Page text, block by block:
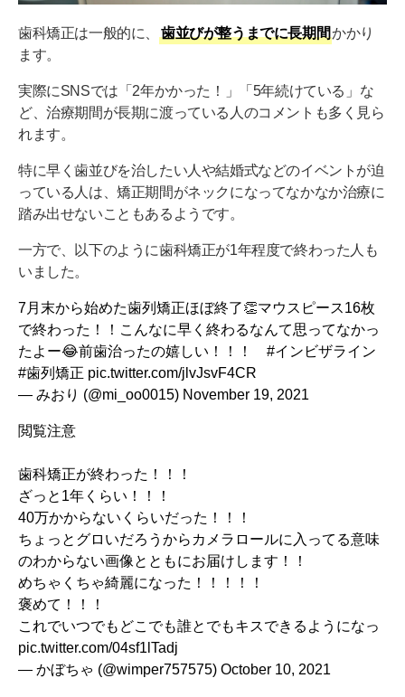
1年以内で歯科矯正が終わった例
あなたの歯並びも1年以内で改善するかもしれませ
ん
歯科矯正は一般的に、 歯並びが整うまでに長期間かかり
ます。
実際にSNSでは「2年かかった！」「5年続けている」な
ど、治療期間が長期に渡っている人のコメントも多く見ら
れます。
特に早く歯並びを治したい人や結婚式などのイベントが迫
っている人は、矯正期間がネックになってなかなか治療に
踏み出せないこともあるようです。
一方で、以下のように歯科矯正が1年程度で終わった人も
いました。
7月末から始めた歯列矯正ほぼ終了👏マウスピース16枚
で終わった！！こんなに早く終わるなんて思ってなかっ
たよー😂前歯治ったの嬉しい！！！ #インビザライン
#歯列矯正 pic.twitter.com/jlvJsvF4CR
— みおり (@mi_oo0015) November 19, 2021
閲覧注意
歯科矯正が終わった！！！
ざっと1年くらい！！！
40万かからないくらいだった！！！
ちょっとグロいだろうからカメラロールに入ってる意味
のわからない画像とともにお届けします！！
めちゃくちゃ綺麗になった！！！！！
褒めて！！！
これでいつでもどこでも誰とでもキスできるようになっ
pic.twitter.com/04sf1lTadj
— かぼちゃ (@wimper757575) October 10, 2021